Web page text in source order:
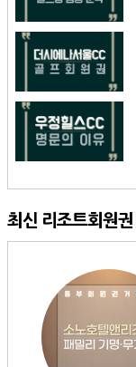
최신 리조트회원권